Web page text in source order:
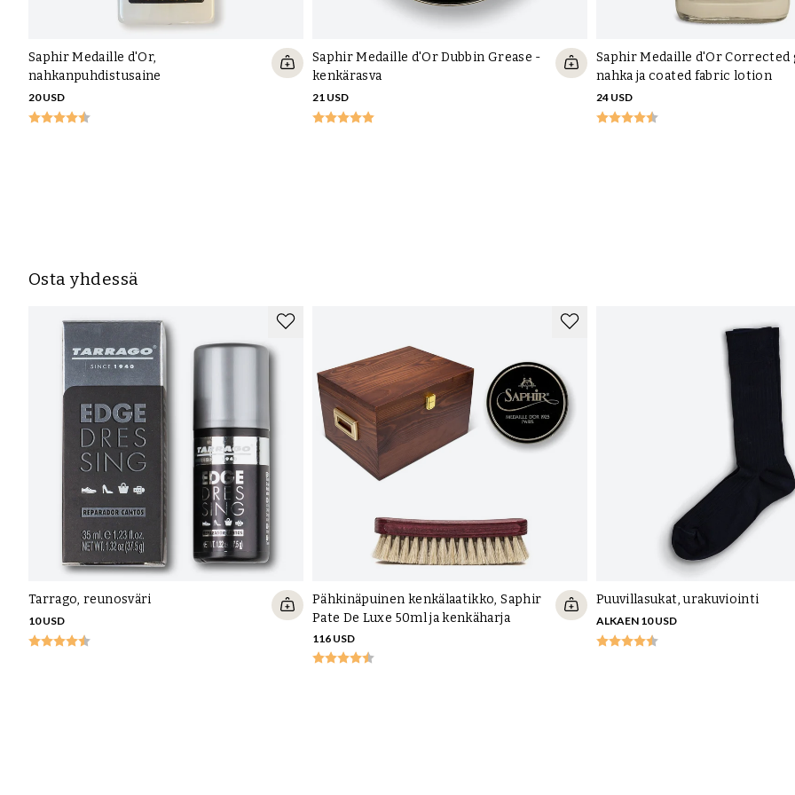
Saphir Medaille d'Or,
nahkanpuhdistusaine
20 USD
Saphir Medaille d'Or Dubbin Grease -
kenkärasva
21 USD
Saphir Medaille d'Or Corrected
nahka ja coated fabric lotion
24 USD
Osta yhdessä
Tarrago, reunosväri
10 USD
Pähkinäpuinen kenkälaatikko, Saphir
Pate De Luxe 50ml ja kenkäharja
116 USD
Puuvillasukat, urakuviointi
ALKAEN 10 USD